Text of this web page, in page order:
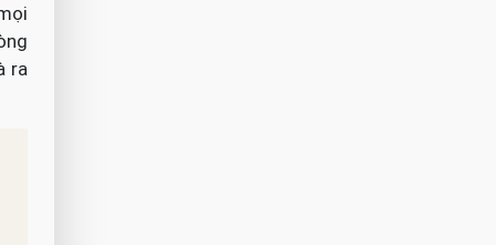
ra